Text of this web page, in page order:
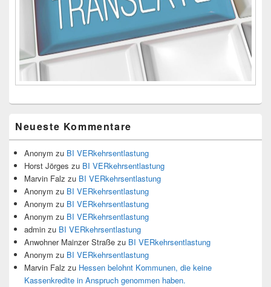
Neueste Kommentare
Anonym zu BI VERkehrsentlastung
Horst Jörges zu BI VERkehrsentlastung
Marvin Falz zu BI VERkehrsentlastung
Anonym zu BI VERkehrsentlastung
Anonym zu BI VERkehrsentlastung
Anonym zu BI VERkehrsentlastung
admin zu BI VERkehrsentlastung
Anwohner Mainzer Straße zu BI VERkehrsentlastung
Anonym zu BI VERkehrsentlastung
Marvin Falz zu Hessen belohnt Kommunen, die keine
Kassenkredite in Anspruch genommen haben.